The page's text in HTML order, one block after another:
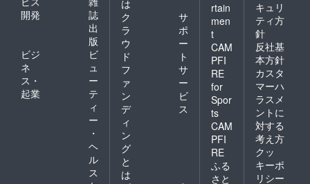
開発
誌
出
版
ビジ
ネ
ス・
起業
ビ
ュ
ー
テ
ィ
ー
・
ヘ
ル
ス
は
ク
ラ
ウ
ド
フ
ァ
ン
デ
ィ
ン
グ
と
は
サ
ポ
ー
ト
サ
ー
ビ
ス
rtain
men
t
CAM
PFI
RE
for
Spor
ts
CAM
PFI
RE
ふる
さと
キュリ
ティ方
針
反社基
本方針
カスタ
マーハ
ラスメ
ントに
対する
考え方
クッ
キーポ
リシー